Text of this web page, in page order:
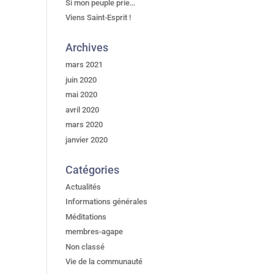
Si mon peuple prie…
Viens Saint-Esprit !
Archives
mars 2021
juin 2020
mai 2020
avril 2020
mars 2020
janvier 2020
Catégories
Actualités
Informations générales
Méditations
membres-agape
Non classé
Vie de la communauté